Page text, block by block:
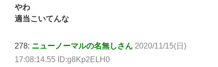
やわ
適当こいてんな
278: ニューノーマルの名無しさん 2020/11/15(日)
17:08:14.55 ID:g8Kp2ELH0